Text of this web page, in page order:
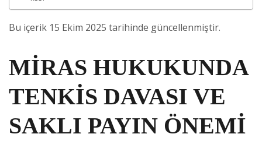
Bu içerik 15 Ekim 2025 tarihinde güncellenmiştir.
MİRAS HUKUKUNDA
TENKİS DAVASI VE
SAKLI PAYIN ÖNEMİ